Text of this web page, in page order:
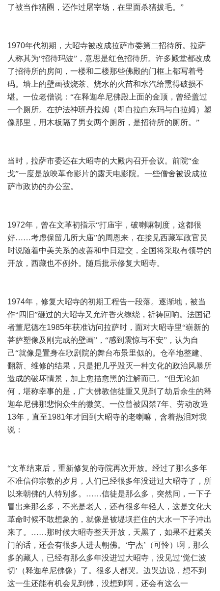
了被当作猪圈，还作过屠宰场，在里面杀猪拔毛。”
1970年代初期，大昭寺被改成拉萨市委第二招待所。拉萨
人称其为“招待玛波”，意思是红色招待所。许多殿堂都改成
了招待所的房间，一楼和二楼那些佛殿的门框上都写着号
码。墙上的壁画被烧茶、烧水的火苗和水汽给熏得破损不
堪。一位老僧说：“在释迦牟尼佛殿上面的金顶，曾经盖过
一个厕所。在护法神班丹拉姆（即白拉白东玛与白拉姆）塑
像那里，用木板隔了男女两个厕所，是招待所的厕所。”
当时，拉萨市委还在大昭寺的大殿内召开会议。前院“金
戈”一度是放映革命影片的露天电影院。一些僧舍被设成拉
萨市政协的办公室。
1972年，曾在文革初指示“打庙宇，破喇嘛制度，这都很
好……考虑保留几所大庙”的周恩来，在接见西藏军政官员
时说随着中美关系的改善和中日建交，全国将采取有领导的
开放，西藏也不例外。随后批示修复大昭寺。
1974年，修复大昭寺的初期工程告一段落。逐渐地，被当
作“四旧”砸过的大昭寺又允许香火缭绕，祈祷回响。法国记
者董尼德在1985年获准访问拉萨时，面对大昭寺里“崭新的
菩萨塑像及刚完成的壁画”，“感到震惊与不安”，认为自
己“就像是置身在歌剧院的舞台布景里似的。仓卒地整建、
翻新、维修的结果，只是把几乎毁灭一种文化的政治风暴所
造成的破坏情景，加上愈描愈黑的注解而已。”但无论如
何，堪称幸事的是，广大佛教信徒重又见到了劫后余生的释
迦牟尼佛那悲悯众生的微笑。一位曾被囚禁7年、劳动改造
13年，直至1981年才回到大昭寺的老喇嘛，含着热泪对我
说：
“文革结束后，重新修复的寺院再次开放。经过了那么多年
不准信仰宗教的岁月，人们已经很多年没进过大昭寺了，所
以来朝佛的人特别多。……信徒是那么多，突然间，一下子
冒出来那么多，不光是老人，还有很多年轻人，这是文化大
革命时候不敢想象的，就像是被堤坝拦住的大水一下子冲出
来了。……那时候大昭寺整天开放，天黑了，如果不赶紧关
门的话，还会有很多人进去朝佛。‘宁杰’（可怜）啊，那么
多的藏人，已经有那么多年没进过大昭寺，没见过‘觉仁波
切’（释迦牟尼佛像）了。很多人都哭。边哭边说，想不到
这一生还能有机会见到佛，没想到啊，还会有这么一